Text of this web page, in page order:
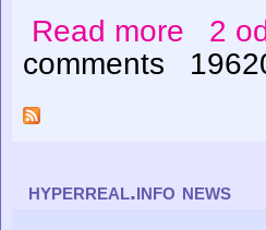
Read more about
2
comments
hyperreal.info news